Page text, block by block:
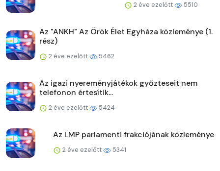
2 éve ezelőtt 5510
Az "ANKH" Az Örök Élet Egyháza közleménye (1.
rész)
2 éve ezelőtt 5462
Az igazi nyereményjátékok győzteseit nem
telefonon értesítik...
2 éve ezelőtt 5424
Az LMP parlamenti frakciójának közleménye
2 éve ezelőtt 5341